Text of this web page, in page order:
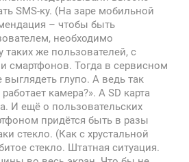
SMS-ку. (На заре мобильной
– чтобы быть
необходимо
таких же пользователей, с
смартфонов. Тогда в сервисном
выглядеть глупо. А ведь так
камера?». А SD карта
И ещё о пользовательских
придётся быть в разы
стекло. (Как с хрустальной
стекло. Штатная ситуация.